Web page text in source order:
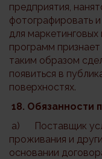
предприятия,
фотографировать
для
программ
таким образом
появиться в
поверхностях.
18. Обязанности
a) Поставщик
проживания и
основании